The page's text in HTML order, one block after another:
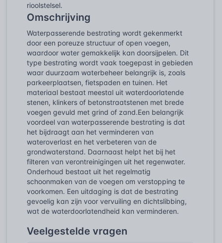
rioolstelsel.
Omschrijving
Waterpasserende bestrating wordt gekenmerkt
door een poreuze structuur of open voegen,
waardoor water gemakkelijk kan doorsijpelen. Dit
type bestrating wordt vaak toegepast in gebieden
waar duurzaam waterbeheer belangrijk is, zoals
parkeerplaatsen, fietspaden en tuinen. Het
materiaal bestaat meestal uit waterdoorlatende
stenen, klinkers of betonstraatstenen met brede
voegen gevuld met grind of zand.Een belangrijk
voordeel van waterpasserende bestrating is dat
het bijdraagt aan het verminderen van
wateroverlast en het verbeteren van de
grondwaterstand. Daarnaast helpt het bij het
filteren van verontreinigingen uit het regenwater.
Onderhoud bestaat uit het regelmatig
schoonmaken van de voegen om verstopping te
voorkomen. Een uitdaging is dat de bestrating
gevoelig kan zijn voor vervuiling en dichtslibbing,
wat de waterdoorlatendheid kan verminderen.
Veelgestelde vragen